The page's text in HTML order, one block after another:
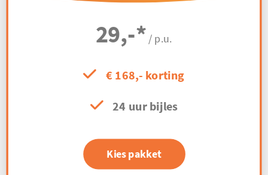
29,-* / p.u.
€ 168,- korting
24 uur bijles
Kies pakket